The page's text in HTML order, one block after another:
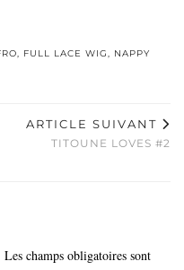
, FULL LACE WIG, NAPPY
ARTICLE SUIVANT
TITOUNE LOVES #2
Les champs obligatoires sont